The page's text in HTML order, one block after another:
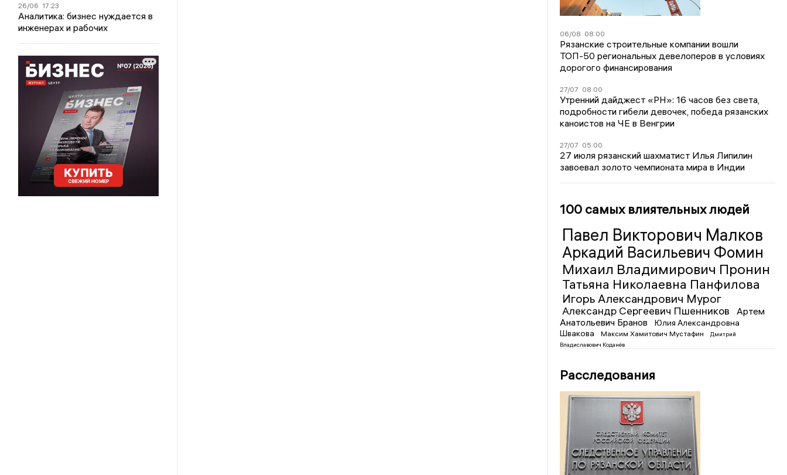
26/06 17:23
Аналитика: бизнес нуждается в
инженерах и рабочих
06/08 08:00
Рязанские строительные компании вошли
ТОП-50 региональных девелоперов в условиях
дорогого финансирования
27/07 08:00
Утренний дайджест «РН»: 16 часов без света,
подробности гибели девочек, победа рязанских
каноистов на ЧЕ в Венгрии
27/07 05:00
27 июля рязанский шахматист Илья Липилин
завоевал золото чемпионата мира в Индии
100 самых влиятельных людей
Павел Викторович Малков
Аркадий Васильевич Фомин
Михаил Владимирович Пронин
Татьяна Николаевна Панфилова
Игорь Александрович Мурог
Александр Сергеевич Пшенников
Артем
Анатольевич Бранов
Юлия Александровна
Швакова
Максим Хамитович Мустафин
Дмитрий
Владиславович Коданёв
Расследования